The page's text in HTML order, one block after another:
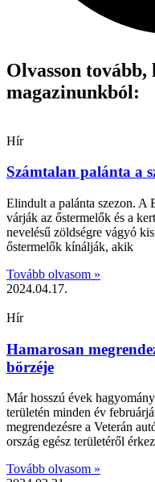
Olvasson
magazinunkból:
Hír
Számtalan palánta a
Elindult a palánta szezon. A
várják az őstermelők és a
nevelésű zöldségre vágyó
őstermelők kínálják, akik
Tovább olvasom »
2024.04.17.
Hír
Hamarosan
börzéje
Már hosszú évek
területén minden év
megrendezésre a Veterán
ország egész területéről
Tovább olvasom »